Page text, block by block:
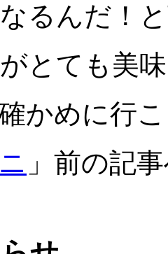
るんだ！
とても美
かめに行
」前の